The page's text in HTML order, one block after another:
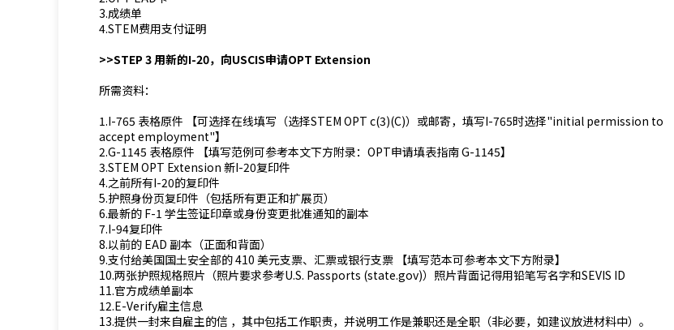
3.成绩单
4.STEM费用支付证明
>>STEP 3 用新的I-20，向USCIS申请OPT Extension
所需资料：
1.I-765 表格原件 【可选择在线填写（选择STEM OPT c(3)(C)）或邮寄，填写I-765时选择"initial permission to
accept employment"】
2.G-1145 表格原件 【填写范例可参考本文下方附录：OPT申请填表指南 G-1145】
3.STEM OPT Extension 新I-20复印件
4.之前所有I-20的复印件
5.护照身份页复印件（包括所有更正和扩展页）
6.最新的 F-1 学生签证印章或身份变更批准通知的副本
7.I-94复印件
8.以前的 EAD 副本（正面和背面）
9.支付给美国国土安全部的 410 美元支票、汇票或银行支票 【填写范本可参考本文下方附录】
10.两张护照规格照片（照片要求参考U.S. Passports (state.gov)）照片背面记得用铅笔写名字和SEVIS ID
11.官方成绩单副本
12.E-Verify雇主信息
13.提供一封来自雇主的信 ，其中包括工作职责，并说明工作是兼职还是全职（非必要，如建议放进材料中）。